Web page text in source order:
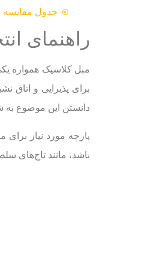
جدول مقایسه
نکات مهم در
جمع‌بندی
این مقاله را با
دیدگاهتان را
دکوراسیون
انواع طراحی
مهم‌ترین اصول در
راهنمای
مبل کلاسیک همواره
برای پذیرایی و اتاق
دانستن این موضوع به
پارچه مورد نیاز
باشد، مانند تاج‌های